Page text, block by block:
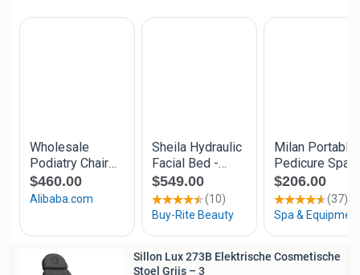
Sillon Lux 273B Elektrische Cosmetische
Stoel Grijs – 3